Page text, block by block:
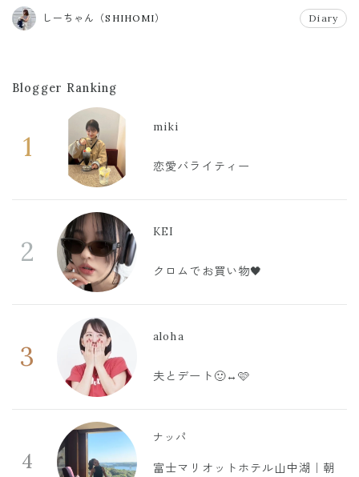
#ジーユー秋服
しーちゃん（SHIHOMI）
Diary
Blogger Ranking
1
miki
恋愛バライティー
2
KEI
クロムでお買い物🖤
3
aloha
夫とデート🙂‍↔️🩷
4
ナッパ
富士マリオットホテル山中湖｜朝